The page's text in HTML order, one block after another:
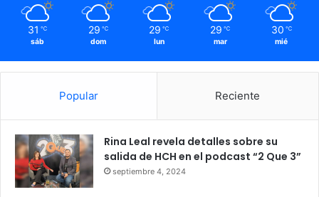
31 ℃
sáb
29 ℃
dom
29 ℃
lun
29 ℃
mar
30 ℃
mié
Popular Reciente
Rina Leal revela detalles sobre su
salida de HCH en el podcast “2 Que 3”
septiembre 4, 2024